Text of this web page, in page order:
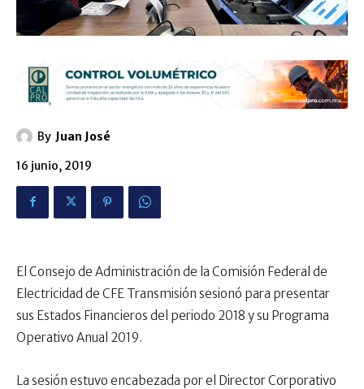
By Juan José
16 junio, 2019
El Consejo de Administración de la Comisión Federal de
Electricidad de CFE Transmisión sesionó para presentar
sus Estados Financieros del periodo 2018 y su Programa
Operativo Anual 2019.
La sesión estuvo encabezada por el Director Corporativo